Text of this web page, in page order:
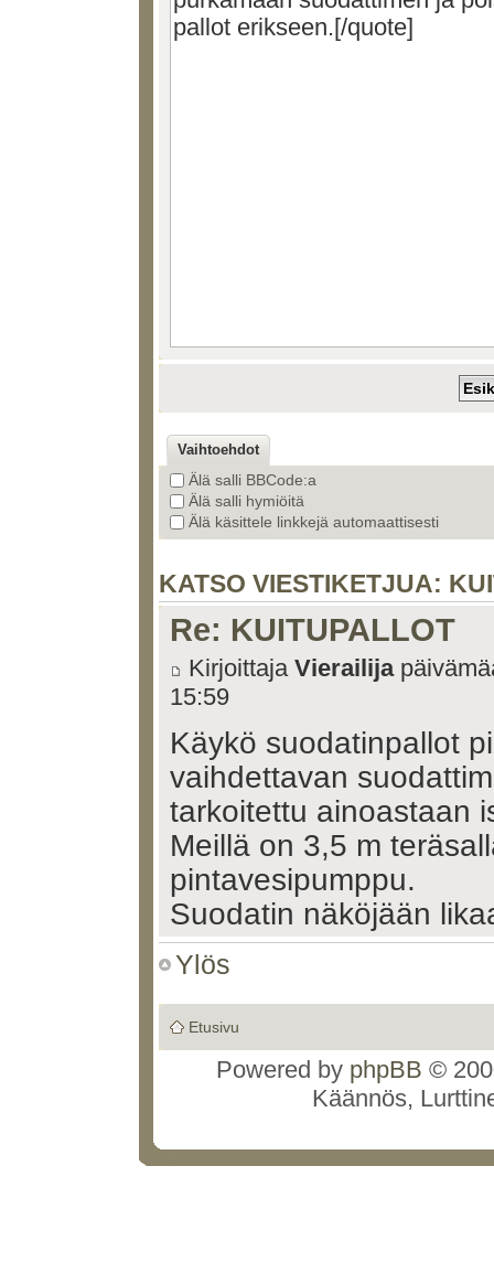
Vaihtoehdot
Älä salli BBCode:a
Älä salli hymiöitä
Älä käsittele linkkejä automaattisesti
KATSO VIESTIKETJUA:
Re: KUITUPALLOT
Kirjoittaja Vierailija
15:59
Käykö suodatinpallot
vaihdettavan
tarkoitettu ainoastaan
Meillä on 3,5 m
pintavesipumppu.
Suodatin näköjään
josko nuo pallot olisi
Re: KUITUPALLOT
Kirjoittaja
07:53
ovat varmaan
riitä vastavirtahuutelu,
Ylös
Etusivu
Powered by phpBB ©
Käännös,